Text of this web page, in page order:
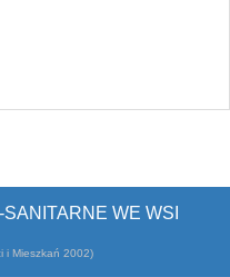
WE WSI
i Mieszkań 2002)